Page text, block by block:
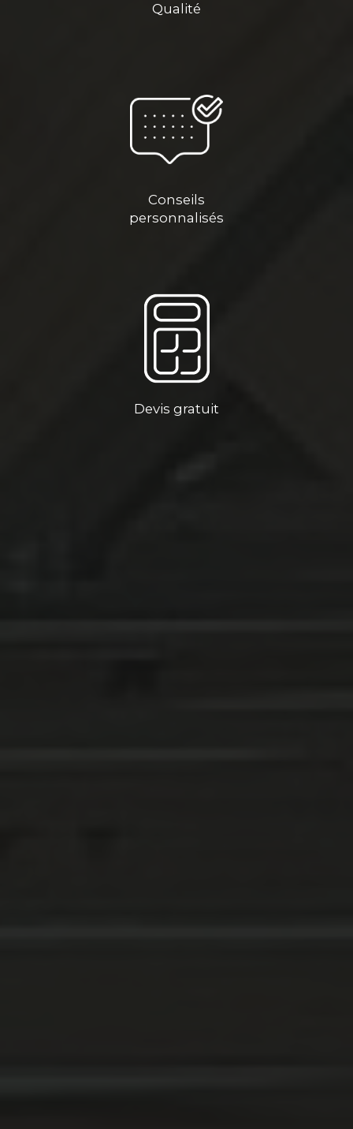
Qualité
Conseils
personnalisés
Devis gratuit